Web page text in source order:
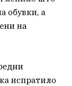
обувки, а
на
испратило